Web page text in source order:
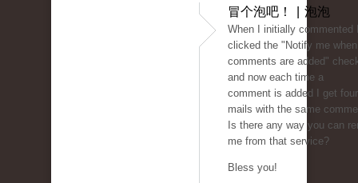
冒个泡吧！ | 泡泡
When I initially commented
clicked the "Notify me
comments are added"
and now each time a
comment is added I get
mails with the same
Is there any way you can
me from that service?
Bless you!